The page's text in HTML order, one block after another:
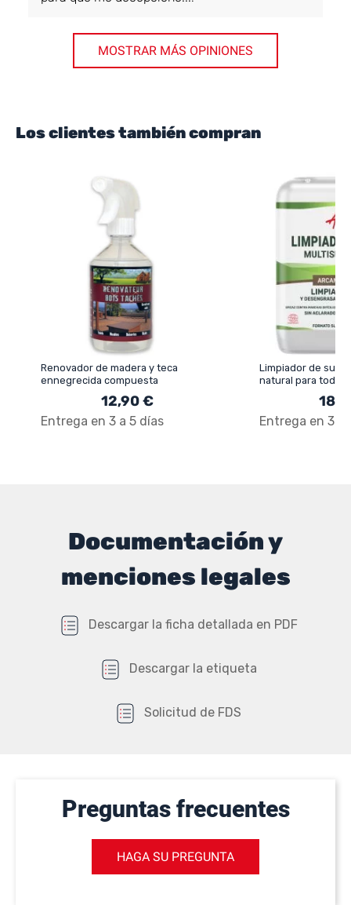
MOSTRAR MÁS OPINIONES
Los clientes también compran
Renovador de madera y teca
ennegrecida compuesta
12,90 €
Entrega en 3 a 5 días
Limpiador de
natural para todo
Entrega en 3 a
Documentación y
menciones legales
Descargar la ficha detallada en PDF
Descargar la etiqueta
Solicitud de FDS
Preguntas frecuentes
HAGA SU PREGUNTA